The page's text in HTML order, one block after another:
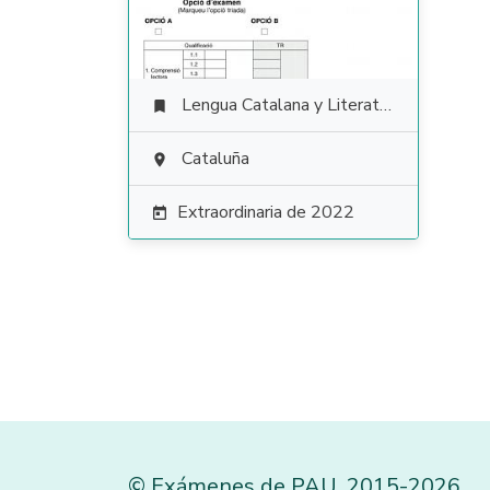
 Lengua Catalana y Literatura
 Cataluña
 Extraordinaria de 2022